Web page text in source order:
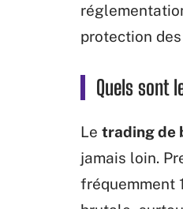
protection
Quels sont
Le trading de
jamais loin.
fréquemment